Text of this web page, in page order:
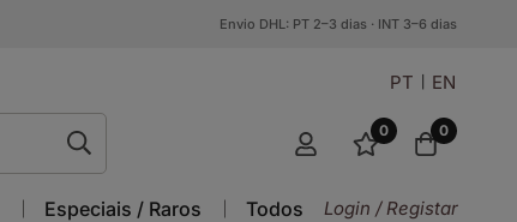
Envio DHL: PT 2–3 dias · INT 3–6 dias
PT EN
0 0
Especiais / Raros Todos Login / Registar